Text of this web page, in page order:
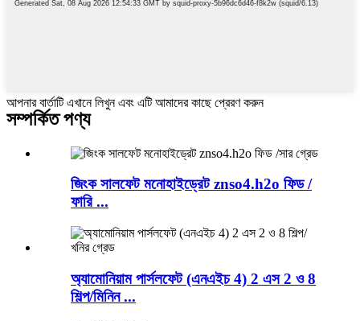
আপনার বার্তাটি এখানে লিখুন এবং এটি আমাদের কাছে প্রেরণ করুন
সম্পর্কিত পণ্য
জিংক সালফেট মনোহাইড্রেট znso4.h2o ফিড /
ফারি ...
অ্যামোনিয়াম পার্সলফেট (এনএইচ 4) 2 এস 2 ও 8
শিল্প/মিনিন ...